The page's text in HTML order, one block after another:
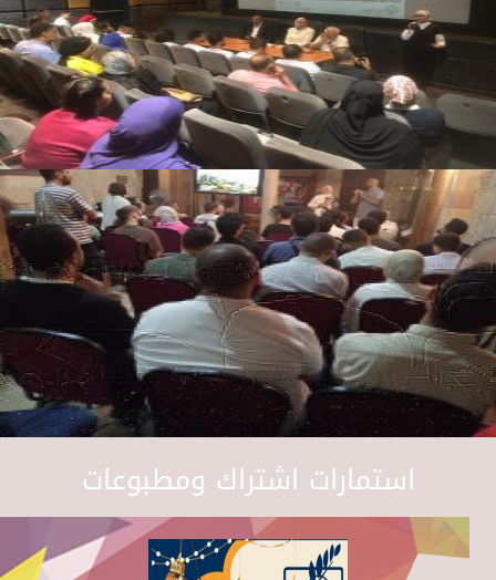
استمارات اشتراك ومطبوعات